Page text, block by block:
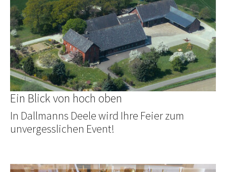
Ein Blick von hoch oben
In Dallmanns Deele wird Ihre Feier zum
unvergesslichen Event!